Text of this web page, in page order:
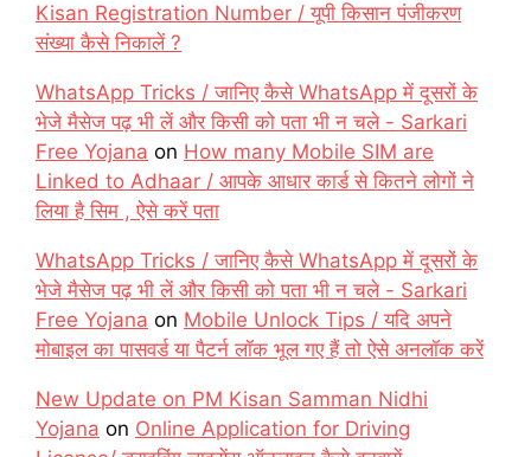
Kisan Registration Number / यूपी किसान पंजीकरण
संख्या कैसे निकालें ?
WhatsApp Tricks / जानिए कैसे WhatsApp में दूसरों के
भेजे मैसेज पढ़ भी लें और किसी को पता भी न चले - Sarkari
Free Yojana on How many Mobile SIM are
Linked to Adhaar / आपके आधार कार्ड से कितने लोगों ने
लिया है सिम , ऐसे करें पता
WhatsApp Tricks / जानिए कैसे WhatsApp में दूसरों के
भेजे मैसेज पढ़ भी लें और किसी को पता भी न चले - Sarkari
Free Yojana on Mobile Unlock Tips / यदि अपने
मोबाइल का पासवर्ड या पैटर्न लॉक भूल गए हैं तो ऐसे अनलॉक करें
New Update on PM Kisan Samman Nidhi
Yojana on Online Application for Driving